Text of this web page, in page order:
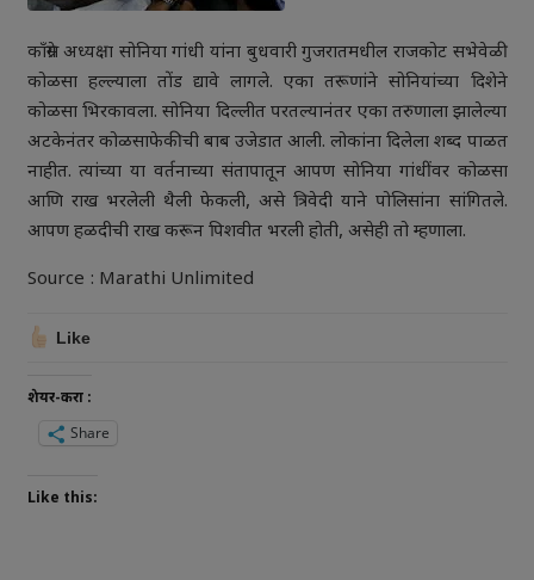
काँग्रेस अध्यक्षा सोनिया गांधी यांना बुधवारी गुजरातमधील राजकोट सभेवेळी
कोळसा हल्ल्याला तोंड द्यावे लागले. एका तरूणांने सोनियांच्या दिशेने
कोळसा भिरकावला. सोनिया दिल्लीत परतल्यानंतर एका तरुणाला झालेल्या
अटकेनंतर कोळसाफेकीची बाब उजेडात आली. लोकांना दिलेला शब्द पाळत
नाहीत. त्यांच्या या वर्तनाच्या संतापातून आपण सोनिया गांधींवर कोळसा
आणि राख भरलेली थैली फेकली, असे त्रिवेदी याने पोलिसांना सांगितले.
आपण हळदीची राख करून पिशवीत भरली होती, असेही तो म्हणाला.
Source : Marathi Unlimited
Like
शेयर-करा :
Share
Like this: